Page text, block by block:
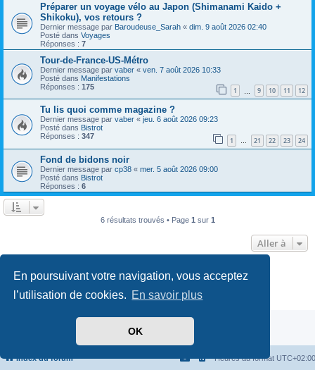
En poursuivant votre navigation, vous acceptez
l’utilisation de cookies. En savoir plus
OK
Préparer un voyage vélo au Japon (Shimanami Kaido +
Shikoku), vos retours ?
Dernier message par Baroudeuse_Sarah « dim. 9 août 2026 02:40
Posté dans Voyages
Réponses : 7
Tour-de-France-US-Métro
Dernier message par vaber « ven. 7 août 2026 10:33
Posté dans Manifestations
Réponses : 175 1 9 10 11 12
Tu lis quoi comme magazine ?
Dernier message par vaber « jeu. 6 août 2026 09:23
Posté dans Bistrot
Réponses : 347 1 … 21 22 23 24
Fond de bidons noir
Dernier message par cp38 « mer. 5 août 2026 09:00
Posté dans Bistrot
Réponses : 6
6 résultats trouvés • Page 1 sur 1
Aller à
Index du forum Heures au format UTC+02:00
Développé par
® Forum Software © phpBB Limited
Traduit par
phpBB-fr.com
Confidentialité|Conditions